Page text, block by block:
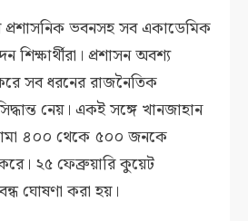
প্রশাসনিক ভবনসহ সব একাডেমিক
শিক্ষার্থীরা। প্রশাসন অবশ্য
সব ধরনের রাজনৈতিক
নেয়। একই সঙ্গে খানজাহান
৪০০ থেকে ৫০০ জনকে
২৫ ফেব্রুয়ারি কুয়েট
ঘোষণা করা হয়।